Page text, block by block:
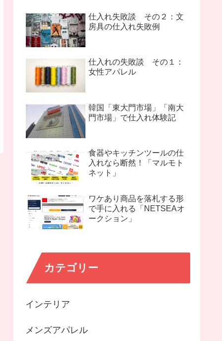
仕入れ失敗談 その２：文
房具の仕入れ失敗例
仕入れの失敗談 その１：
女性アパレル
韓国「東大門市場」「南大
門市場」で仕入れ体験記
食器やキッチンツールの仕
入れなら断然！「マルモト
ネット」
ワケあり商品を落札する形
で手に入れる「NETSEAオ
ークション」
カテゴリー
インテリア
メンズアパレル